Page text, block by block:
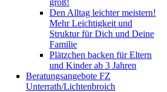
Den Alltag leichter meistern!
Mehr Leichtigkeit und
Struktur für Dich und Deine
Familie
Plätzchen backen für Eltern
und Kinder ab 3 Jahren
Beratungsangebote FZ
Unterrath/Lichtenbroich